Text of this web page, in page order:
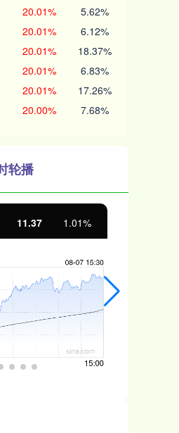
20.01% 5.62%
20.01% 6.12%
20.01% 18.37%
20.01% 6.83%
20.01% 17.26%
20.00% 7.68%
轮播
11.37 1.01%